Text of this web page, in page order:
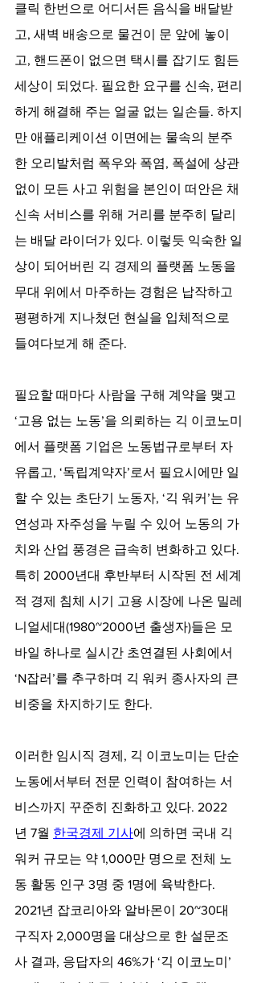
클릭 한번으로 어디서든 음식을 배달받
고, 새벽 배송으로 물건이 문 앞에 놓이
고, 핸드폰이 없으면 택시를 잡기도 힘든
세상이 되었다. 필요한 요구를 신속, 편리
하게 해결해 주는 얼굴 없는 일손들. 하지
만 애플리케이션 이면에는 물속의 분주
한 오리발처럼 폭우와 폭염, 폭설에 상관
없이 모든 사고 위험을 본인이 떠안은 채
신속 서비스를 위해 거리를 분주히 달리
는 배달 라이더가 있다. 이렇듯 익숙한 일
상이 되어버린 긱 경제의 플랫폼 노동을
무대 위에서 마주하는 경험은 납작하고
평평하게 지나쳤던 현실을 입체적으로
들여다보게 해 준다.
필요할 때마다 사람을 구해 계약을 맺고
‘고용 없는 노동’을 의뢰하는 긱 이코노미
에서 플랫폼 기업은 노동법규로부터 자
유롭고, ‘독립계약자’로서 필요시에만 일
할 수 있는 초단기 노동자, ‘긱 워커’는 유
연성과 자주성을 누릴 수 있어 노동의 가
치와 산업 풍경은 급속히 변화하고 있다.
특히 2000년대 후반부터 시작된 전 세계
적 경제 침체 시기 고용 시장에 나온 밀레
니얼세대(1980~2000년 출생자)들은 모
바일 하나로 실시간 초연결된 사회에서
‘N잡러’를 추구하며 긱 워커 종사자의 큰
비중을 차지하기도 한다.
이러한 임시직 경제, 긱 이코노미는 단순
노동에서부터 전문 인력이 참여하는 서
비스까지 꾸준히 진화하고 있다. 2022
년 7월 한국경제 기사에 의하면 국내 긱
워커 규모는 약 1,000만 명으로 전체 노
동 활동 인구 3명 중 1명에 육박한다.
2021년 잡코리아와 알바몬이 20~30대
구직자 2,000명을 대상으로 한 설문조
사 결과, 응답자의 46%가 ‘긱 이코노미’